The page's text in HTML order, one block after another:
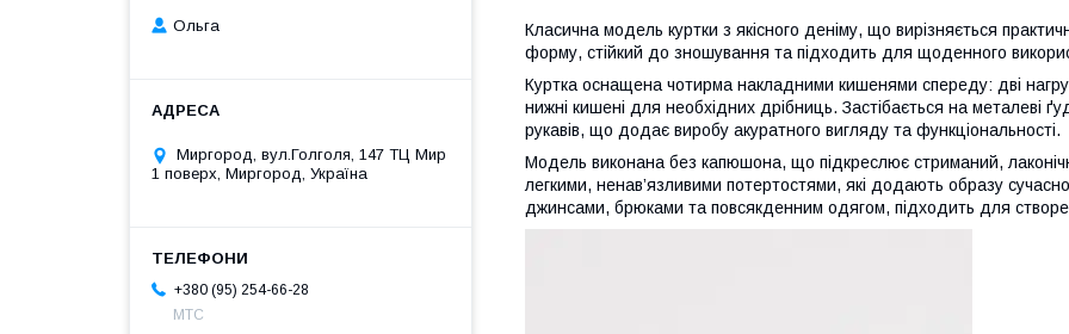
Класична модель куртки з якісного деніму, що вирізняється
форму, стійкий до зношування та підходить для щоденного
Куртка оснащена чотирма накладними кишенями спереду: дві
нижні кишені для необхідних дрібниць. Застібається на металеві
рукавів, що додає виробу акуратного вигляду та функціональності.
Модель виконана без капюшона, що підкреслює стриманий,
легкими, ненав’язливими потертостями, які додають образу
джинсами, брюками та повсякденним одягом, підходить для
Ольга
Миргород, вул.Голголя, 147 ТЦ Мир
1 поверх, Миргород, Україна
+380 (95) 254-66-28
МТС